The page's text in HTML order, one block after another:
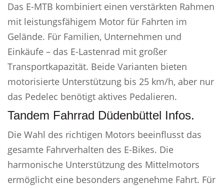
Das E-MTB kombiniert einen verstärkten Rahmen
mit leistungsfähigem Motor für Fahrten im
Gelände. Für Familien, Unternehmen und
Einkäufe – das E-Lastenrad mit großer
Transportkapazität. Beide Varianten bieten
motorisierte Unterstützung bis 25 km/h, aber nur
das Pedelec benötigt aktives Pedalieren.
Tandem Fahrrad Düdenbüttel Infos.
Die Wahl des richtigen Motors beeinflusst das
gesamte Fahrverhalten des E-Bikes. Die
harmonische Unterstützung des Mittelmotors
ermöglicht eine besonders angenehme Fahrt. Für